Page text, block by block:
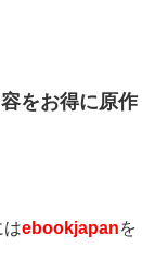
をお得に原作
はebookjapanを